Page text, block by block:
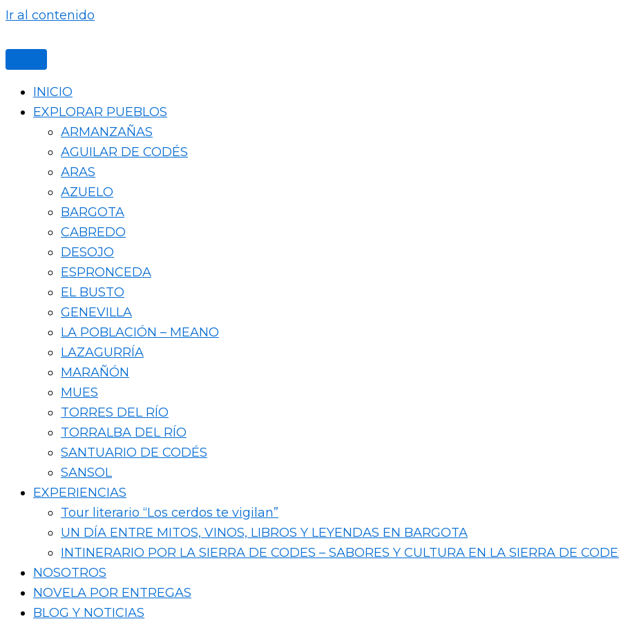
Ir al contenido
INICIO
EXPLORAR PUEBLOS
ARMANZAÑAS
AGUILAR DE CODÉS
ARAS
AZUELO
BARGOTA
CABREDO
DESOJO
ESPRONCEDA
EL BUSTO
GENEVILLA
LA POBLACIÓN – MEANO
LAZAGURRÍA
MARAÑÓN
MUES
TORRES DEL RÍO
TORRALBA DEL RÍO
SANTUARIO DE CODÉS
SANSOL
EXPERIENCIAS
Tour literario “Los cerdos te vigilan”
UN DÍA ENTRE MITOS, VINOS, LIBROS Y LEYENDAS EN BARGOTA
INTINERARIO POR LA SIERRA DE CODES – SABORES Y CULTURA EN LA SIERRA DE
NOSOTROS
NOVELA POR ENTREGAS
BLOG Y NOTICIAS